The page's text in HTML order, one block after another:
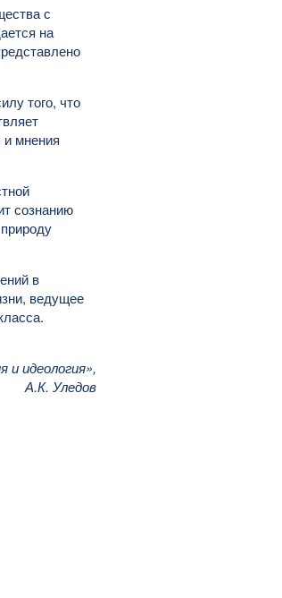
с
на
того, что
и мнения
сознанию
в
ведущее
и идеология»,
А.К. Уледов